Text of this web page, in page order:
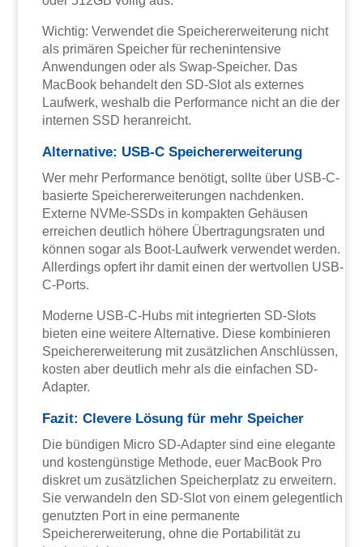
Wichtig: Verwendet die Speichererweiterung nicht
als primären Speicher für rechenintensive
Anwendungen oder als Swap-Speicher. Das
MacBook behandelt den SD-Slot als externes
Laufwerk, weshalb die Performance nicht an die der
internen SSD heranreicht.
Alternative: USB-C Speichererweiterung
Wer mehr Performance benötigt, sollte über USB-C-
basierte Speichererweiterungen nachdenken.
Externe NVMe-SSDs in kompakten Gehäusen
erreichen deutlich höhere Übertragungsraten und
können sogar als Boot-Laufwerk verwendet werden.
Allerdings opfert ihr damit einen der wertvollen USB-
C-Ports.
Moderne USB-C-Hubs mit integrierten SD-Slots
bieten eine weitere Alternative. Diese kombinieren
Speichererweiterung mit zusätzlichen Anschlüssen,
kosten aber deutlich mehr als die einfachen SD-
Adapter.
Fazit: Clevere Lösung für mehr Speicher
Die bündigen Micro SD-Adapter sind eine elegante
und kostengünstige Methode, euer MacBook Pro
diskret um zusätzlichen Speicherplatz zu erweitern.
Sie verwandeln den SD-Slot von einem gelegentlich
genutzten Port in eine permanente
Speichererweiterung, ohne die Portabilität zu